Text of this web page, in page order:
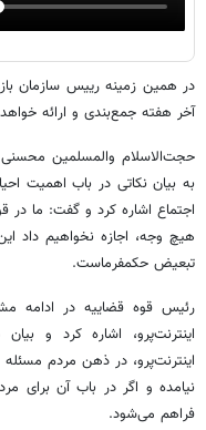
در همین زمینه رییس سازمان
آخر هفته جمع‌بندی و ارائه
حجت‌الاسلام والمسلمین محسنی
به بیان نکاتی در باب اهمیت
اجتماع اشاره کرد و گفت: ما در
هیچ وجه، اجازه نخواهیم داد
تبعیض حکمفرماست.
رئیس قوه قضاییه در
اینترنت‌پرو، اشاره کرد و
اینترنت‌پرو، در ذهن مردم
نیامده و اگر در باب آن برای
فراهم می‌شود.